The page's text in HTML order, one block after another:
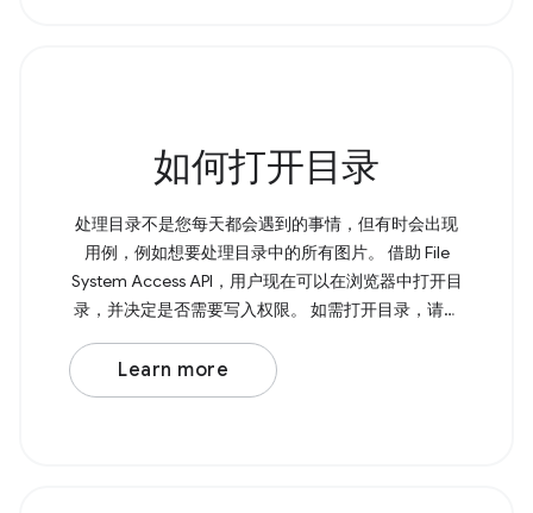
如何打开目录
处理目录不是您每天都会遇到的事情，但有时会出现
用例，例如想要处理目录中的所有图片。 借助 File
System Access API，用户现在可以在浏览器中打开目
录，并决定是否需要写入权限。 如需打开目录，请调
用 showDirectoryPicker() ， 该方法会返回一个包含所
选目录的 Promise。如果您需要写入权限，可以将 {
mode: 'readwrite' } 传递给该方法。 Browser Support
Learn more